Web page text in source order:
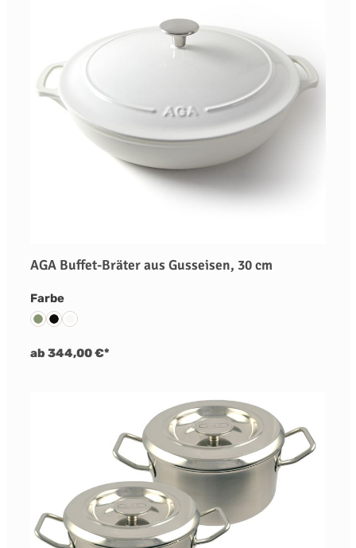
AGA Buffet-Bräter aus Gusseisen, 30 cm
Farbeauswählen
OlivineSchwarz
Weiß
ab 344,00 €*